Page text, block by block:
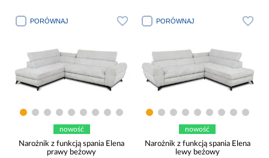
PORÓWNAJ
nowość
Narożnik z funkcją spania Elena
prawy beżowy
PORÓWNAJ
nowość
Narożnik z funkcją spania Elena
lewy beżowy